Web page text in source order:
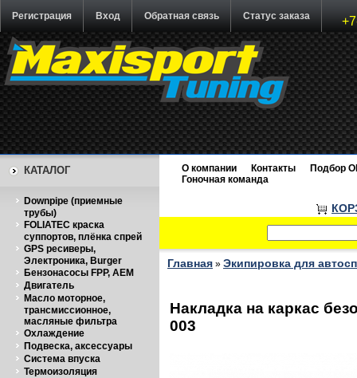
Регистрация Вход Обратная связь Статус заказа
КАТАЛОГ
Downpipe (приемные
трубы)
FOLIATEC краска
суппортов, плёнка спрей
GPS ресиверы,
Электроника, Burger
Бензонасосы FPP, AEM
Двигатель
Масло моторное,
трансмиссионное,
масляные фильтра
Охлаждение
Подвеска, аксессуары
Система впуска
Термоизоляция
О компании Контакты
Подбор
Гоночная команда
Главная » Экипировка для
Накладка на каркас
003